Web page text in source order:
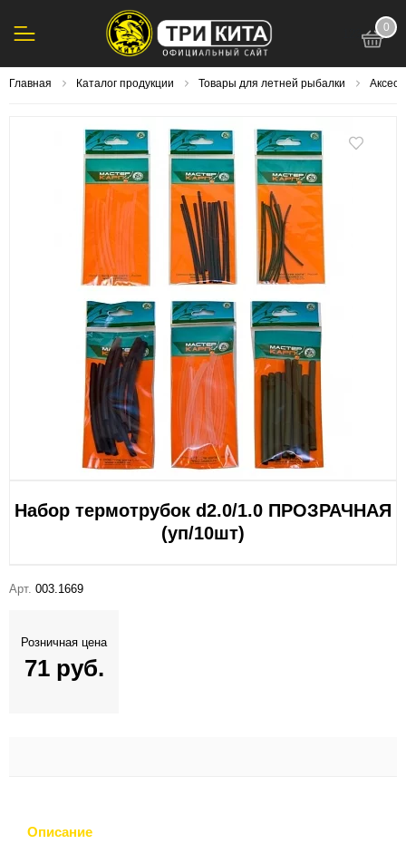
0
Главная Каталог продукции Товары для летней рыбалки
Набор термотрубок d2.0/1.0 ПРОЗРАЧНАЯ
(уп/10шт)
Арт. 003.1669
Розничная цена
71 руб.
Описание